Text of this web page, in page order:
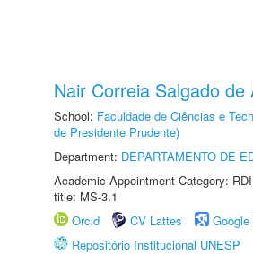
Nair Correia Salgado de
School: Faculdade de Ciências e
de Presidente Prudente)
Department: DEPARTAMENTO DE
Academic Appointment Category:
title: MS-3.1
Orcid
CV Lattes
Repositório Institucional UNESP